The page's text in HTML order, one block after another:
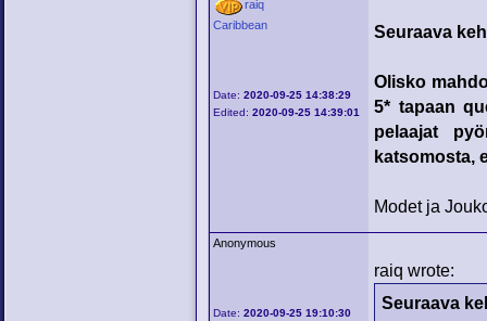
raiq
Caribbean
Date:2020-09-25 14:38:29
Edited:2020-09-25 14:39:01
Seuraava
Olisko
5* tapaan
pelaajat
katsomosta,
Modet ja
Anonymous
Date:2020-09-25 19:10:30
raiq wrote:
Seuraava